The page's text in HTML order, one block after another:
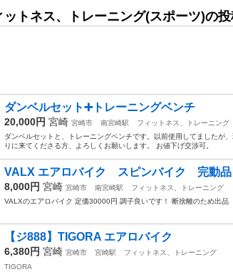
ットネス、トレーニング(スポーツ)の
ダンベルセット➕トレーニングベンチ
20,000円 宮崎 宮崎市 南宮崎駅
フィットネス、トレーニング
ダンベルセットと、トレーニングベンチです。以前使用してましたが
りに来てくださる方、よろしくお願いします。 お値下げ交渉可。
VALX エアロバイク スピンバイク 完動品
8,000円 宮崎 宮崎市 南宮崎駅
フィットネス、トレーニング
VALXのエアロバイク 定価30000円 調子良いです！ 断捨離のため出品
【ジ888】TIGORA エアロバイク
6,380円 宮崎 宮崎市 宮崎駅
フィットネス、トレーニング
TIGORA